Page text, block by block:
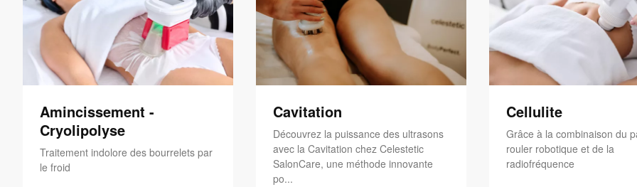
Amincissement -
Cryolipolyse
Traitement indolore des bourrelets par
le froid
Cavitation
Découvrez la puissance des ultrasons
avec la Cavitation chez Celestetic
SalonCare, une méthode innovante
po...
Cellulite
Grâce à la combinaison du
rouler robotique et de la
radiofréquence